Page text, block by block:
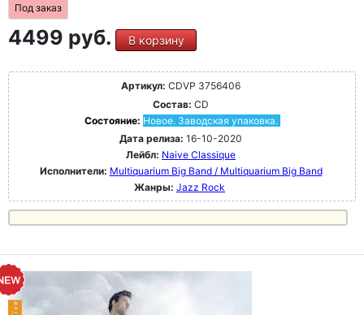
Под заказ
4499 руб. В корзину
Артикул: CDVP 3756406
Состав: CD
Состояние: Новое. Заводская упаковка.
Дата релиза: 16-10-2020
Лейбл: Naive Classique
Исполнители: Multiquarium Big Band / Multiquarium Big Band
Жанры: Jazz Rock